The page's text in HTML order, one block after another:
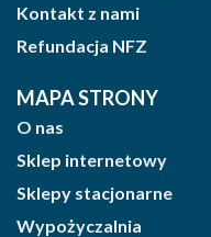
Kontakt z nami
Refundacja NFZ
MAPA STRONY
O nas
Sklep internetowy
Sklepy stacjonarne
Wypożyczalnia